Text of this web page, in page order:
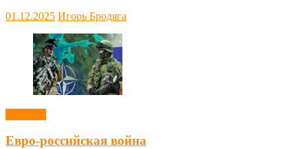
01.12.2025 Игорь Бродяга
Евро-российская война